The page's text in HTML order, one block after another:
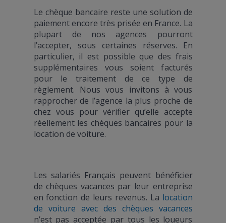
Le chèque bancaire reste une solution de
paiement encore très prisée en France. La
plupart de nos agences pourront
l’accepter, sous certaines réserves. En
particulier, il est possible que des frais
supplémentaires vous soient facturés
pour le traitement de ce type de
règlement. Nous vous invitons à vous
rapprocher de l’agence la plus proche de
chez vous pour vérifier qu’elle accepte
réellement les chèques bancaires pour la
location de voiture.
Les salariés Français peuvent bénéficier
de chèques vacances par leur entreprise
en fonction de leurs revenus. La location
de voiture avec des chèques vacances
n’est pas acceptée par tous les loueurs